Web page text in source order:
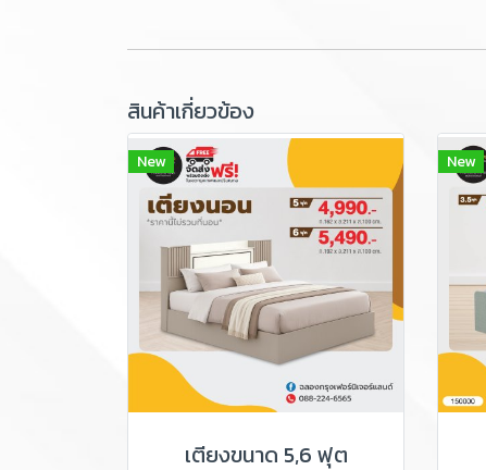
สินค้าเกี่ยวข้อง
New
เตียงขนาด 5,6 ฟุต
New